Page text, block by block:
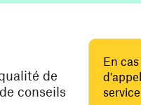
de
conseils
En